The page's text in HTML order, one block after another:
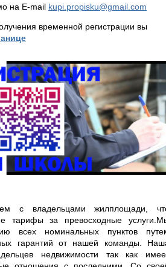
на E-mail kupi.propisku@gmail.com
временной регистрации вы
с владельцами жилплощади,
тарифы за превосходные
всех номинальных пунктов
гарантий от нашей команды.
недвижимости так как